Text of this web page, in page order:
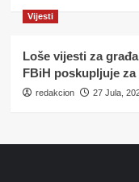
Vijesti
Loše vijesti za
FBiH poskupljuje za
redakcion 27 Jula,